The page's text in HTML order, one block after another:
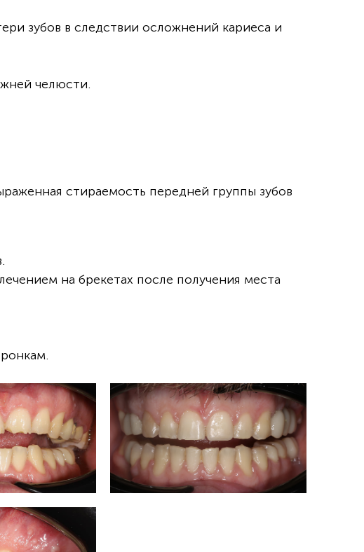
зубов в следствии осложнений кариеса и
челюсти.
стираемость передней группы зубов
на брекетах после получения места